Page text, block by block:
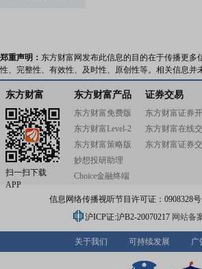
郑重声明： 东方财富网发布此信息的目的在于传播更
性、完整性、有效性、及时性、原创性等。相关信息
东方财富
扫一扫下载
APP
东方财富产品
东方财富免费版
东方财富Level-2
东方财富策略版
妙想投研助理
Choice金融终端
证券交易
东方财富证券
东方财富在线
东方财富证券
信息网络传播视听节目许可证：0908328
沪ICP证:沪B2-20070217 网站备
关于我们 可持续发展 广